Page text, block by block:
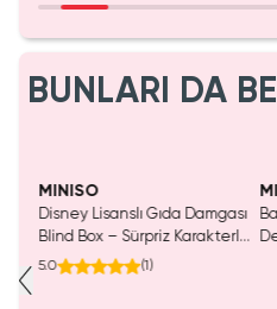
BUNLARI DA
MINISO
Disney Lisanslı Gıda Damgası
Blind Box – Sürpriz Karakterli
Eğlenceli Sunum
5.0 (1)